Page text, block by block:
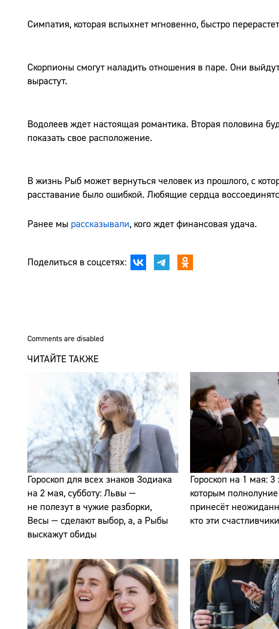
Симпатия, которая вспыхнет мгновенно, быстро
Скорпионы смогут наладить отношения в паре. Они
вырастут.
Водолеев ждет настоящая романтика. Вторая половина
показать свое расположение.
В жизнь Рыб может вернуться человек из прошлого, с
расставание было ошибкой. Любящие сердца
Ранее мы рассказывали, кого ждет финансовая удача.
Поделиться в соцсетях:
Comments are disabled
ЧИТАЙТЕ ТАКЖЕ
Гороскоп для всех знаков Зодиака
на 2 мая, субботу: Львы —
не полезут в чужие разборки,
Весы — сделают выбор, а, а Рыбы
выскажут обиды
Гороскоп на 1 мая:
которым
принесёт
кто эти счастливчики